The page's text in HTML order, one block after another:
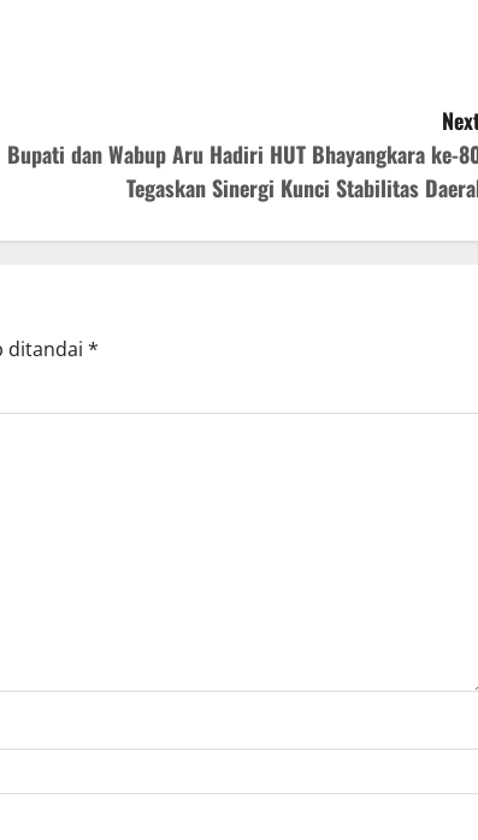
Bupati dan Wabup Aru Hadiri HUT Bhayangkara ke-
Tegaskan Sinergi Kunci Stabilitas
ditandai *